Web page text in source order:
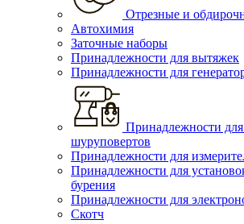
Отрезные и
Автохимия
Заточные наборы
Принадлежности для вытяжек
Принадлежности для
Принадлежности
шуруповертов
Принадлежности для
Принадлежности для
бурения
Принадлежности для
Скотч